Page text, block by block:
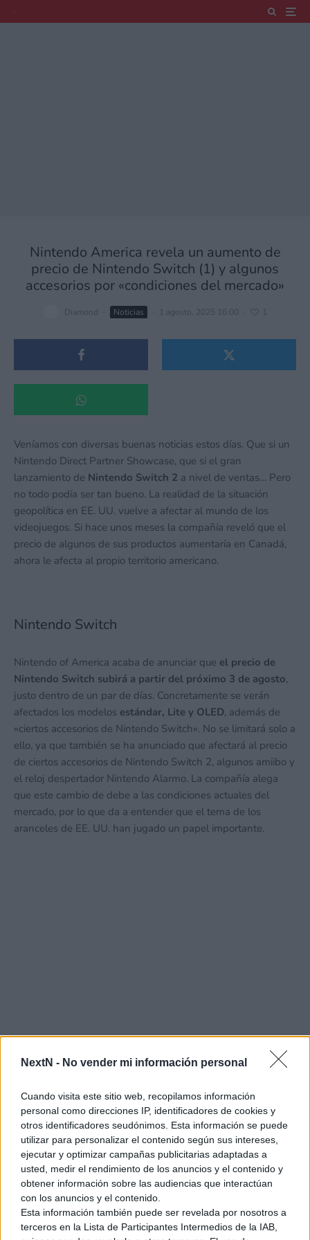
NextN - No vender mi información personal
Cuando visita este sitio web, recopilamos información
personal como direcciones IP, identificadores de cookies y
otros identificadores seudónimos. Esta información se puede
utilizar para personalizar el contenido según sus intereses,
ejecutar y optimizar campañas publicitarias adaptadas a
usted, medir el rendimiento de los anuncios y el contenido y
obtener información sobre las audiencias que interactúan
con los anuncios y el contenido.
Esta información también puede ser revelada por nosotros a
terceros en la Lista de Participantes Intermedios de la IAB,
Nintendo America revela un aumento de
precio de Nintendo Switch (1) y algunos
accesorios por «condiciones del mercado»
Diamond Noticias 1 agosto, 2025 16:00 1
Veníamos con diversas buenas noticias estos días. Que si un
Nintendo Direct Partner Showcase, que si el gran
lanzamiento de Nintendo Switch 2 a nivel de ventas… Pero
no todo podía ser tan bueno. La realidad de la situación
geopolítica en EE. UU. vuelve a afectar al mundo de los
videojuegos. Si hace unos meses la compañía reveló que el
precio de algunos de sus productos aumentaría en Canadá,
ahora le afecta al propio territorio americano.
Nintendo Switch
Nintendo of America acaba de anunciar que el precio de
Nintendo Switch subirá a partir del próximo 3 de agosto,
justo dentro de un par de días. Concretamente se verán
afectados los modelos estándar, Lite y OLED, además de
«ciertos accesorios de Nintendo Switch». No se limitará solo a
ello, ya que también se ha anunciado que afectará al precio
de ciertos accesorios de Nintendo Switch 2, algunos amiibo y
el reloj despertador Nintendo Alarmo. La compañía alega
que este cambio de debe a las condiciones actuales del
mercado, por lo que da a entender que el tema de los
aranceles de EE. UU. han jugado un papel importante.
¿Qué pasa entonces con todo lo demás? La compañía ha
confirmado queno habrá cambios en el precio de Nintendo
Switch 2
, los juegos en formato físico de las dos consolas ni